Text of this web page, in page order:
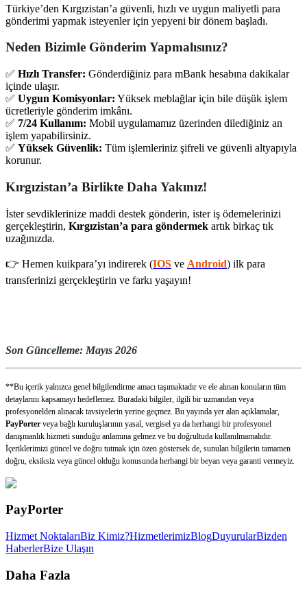
Türkiye’den Kırgızistan’a güvenli, hızlı ve uygun maliyetli para
gönderimi yapmak isteyenler için yepyeni bir dönem başladı.
Neden Bizimle Gönderim Yapmalısınız?
✅ Hızlı Transfer: Gönderdiğiniz para mBank hesabına dakikalar
içinde ulaşır.
✅ Uygun Komisyonlar: Yüksek meblağlar için bile düşük işlem
ücretleriyle gönderim imkânı.
✅ 7/24 Kullanım: Mobil uygulamamız üzerinden dilediğiniz an
işlem yapabilirsiniz.
✅ Yüksek Güvenlik: Tüm işlemleriniz şifreli ve güvenli altyapıyla
korunur.
Kırgızistan’a Birlikte Daha Yakınız!
İster sevdiklerinize maddi destek gönderin, ister iş ödemelerinizi
gerçekleştirin, Kırgızistan’a para göndermek artık birkaç tık
uzağınızda.
👉 Hemen kuikpara’yı indirerek (IOS ve Android) ilk para
transferinizi gerçekleştirin ve farkı yaşayın!
Son Güncelleme: Mayıs 2026
**Bu içerik yalnızca genel bilgilendirme amacı taşımaktadır ve ele alınan konuların tüm
detaylarını kapsamayı hedeflemez. Buradaki bilgiler, ilgili bir uzmandan veya
profesyonelden alınacak tavsiyelerin yerine geçmez. Bu yayında yer alan açıklamalar,
PayPorter veya bağlı kuruluşlarının yasal, vergisel ya da herhangi bir profesyonel
danışmanlık hizmeti sunduğu anlamına gelmez ve bu doğrultuda kullanılmamalıdır.
İçeriklerimizi güncel ve doğru tutmak için özen göstersek de, sunulan bilgilerin tamamen
doğru, eksiksiz veya güncel olduğu konusunda herhangi bir beyan veya garanti vermeyiz.
PayPorter
Hizmet NoktalarıBiz Kimiz?HizmetlerimizBlogDuyurularBizden
HaberlerBize Ulaşın
Daha Fazla